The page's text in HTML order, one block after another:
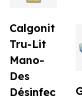
Calgonit
Tru-Lit
Mano-
Des
Désinfec